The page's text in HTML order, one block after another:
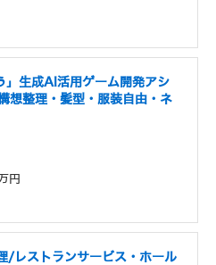
」生成AI活用ゲーム開発アシ
想整理・髪型・服装自由・ネ
円
/レストランサービス・ホール